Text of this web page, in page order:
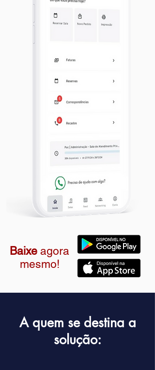
Baixe agora
mesmo!
A quem se destina a
solução: